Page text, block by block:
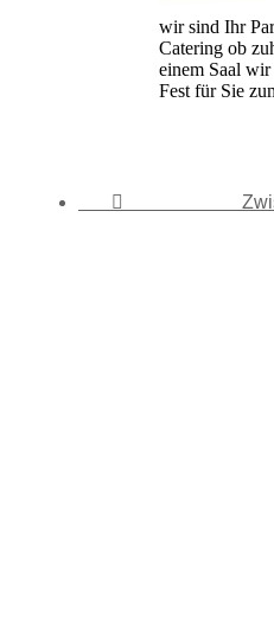
wir sind Ihr
Catering ob
einem Saal
Fest für Sie
